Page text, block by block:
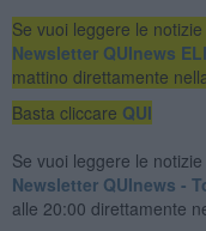
Se vuoi leggere le
Newsletter QUInews
mattino direttamente
Basta cliccare QUI
Se vuoi leggere le
Newsletter QUInews -
alle 20:00 direttamente